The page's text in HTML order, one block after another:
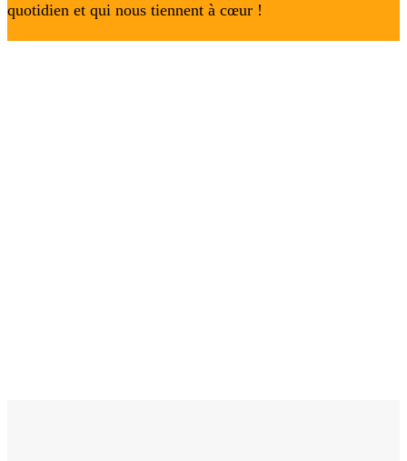
quotidien et qui nous tiennent à cœur !